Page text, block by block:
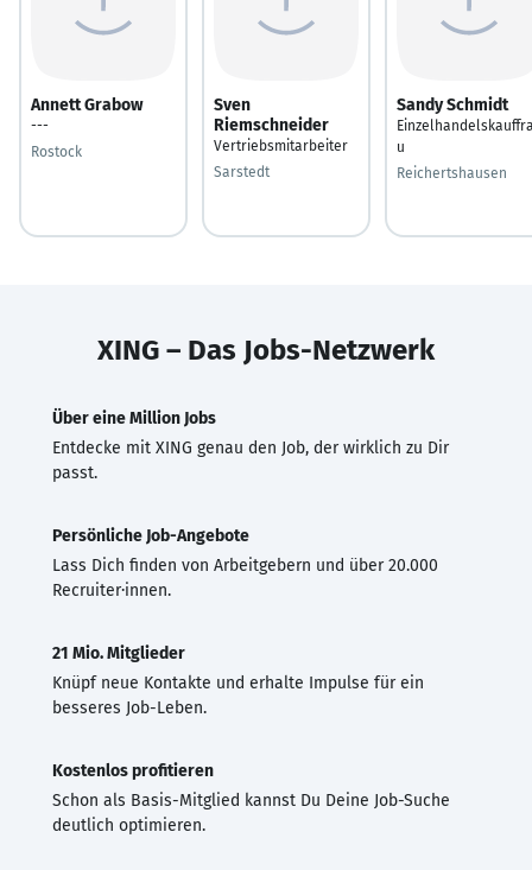
Annett Grabow
---
Rostock
Sven
Riemschneider
Vertriebsmitarbeiter
Sarstedt
Sandy Schmidt
u
Reichertshausen
XING – Das Jobs-Netzwerk
Über eine Million Jobs
Entdecke mit XING genau den Job, der wirklich zu Dir
passt.
Persönliche Job-Angebote
Lass Dich finden von Arbeitgebern und über 20.000
Recruiter·innen.
21 Mio. Mitglieder
Knüpf neue Kontakte und erhalte Impulse für ein
besseres Job-Leben.
Kostenlos profitieren
Schon als Basis-Mitglied kannst Du Deine Job-Suche
deutlich optimieren.